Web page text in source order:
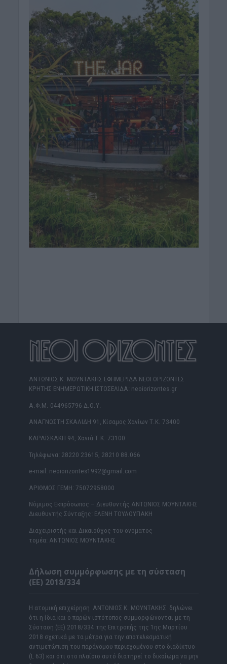
ΑΝΤΩΝΙΟΣ Κ. ΜΟΥΝΤΑΚΗΣ ΕΦΗΜΕΡΙΔΑ ΝΕΟΙ ΟΡΙΖΟΝΤΕΣ
ΚΡΗΤΗΣ ΕΝΗΜΕΡΩΤΙΚΗ ΙΣΤΟΣΕΛΙΔΑ: neoiorizontes.gr
Α.Φ.Μ. 044965796 Δ.Ο.Υ.
ΑΝΑΓΝΩΣΤΗ ΣΚΑΛΙΔΗ 91, Κίσαμος Χανίων Τ.Κ. 73400
ΚΑΡΑΪΣΚΑΚΗ 94, Χανιά Τ.Κ. 73100
Τηλέφωνα: 28220 23615, 28210 88.066
e-mail: neoiorizontes1992@gmail.com
ΑΡΙΘΜΟΣ ΓΕΜΗ: 75072958000
Νόμιμος Εκπρόσωπος – Διευθυντής ΑΝΤΩΝΙΟΣ ΜΟΥΝΤΑΚΗΣ
Διευθυντής Σύνταξης: ΕΛΕΝΗ ΤΟΥΛΟΥΠΑΚΗ
Διαχειριστής και Δικαιούχος του ονόματος
τομέα: ΑΝΤΩΝΙΟΣ ΜΟΥΝΤΑΚΗΣ
Δήλωση συμμόρφωσης με τη σύσταση
(ΕΕ) 2018/334
Η ατομική επιχείρηση ΑΝΤΩΝΙΟΣ Κ. ΜΟΥΝΤΑΚΗΣ δηλώνει
ότι η ίδια και ο παρών ιστότοπος συμμορφώνονται με τη
Σύσταση (ΕΕ) 2018/334 της Επιτροπής της 1ης Μαρτίου
2018 σχετικά με τα μέτρα για την αποτελεσματική
αντιμετώπιση του παράνομου περιεχομένου στο διαδίκτυο
(L 63) και ότι στο πλαίσιο αυτό διατηρεί το δικαίωμα να μην